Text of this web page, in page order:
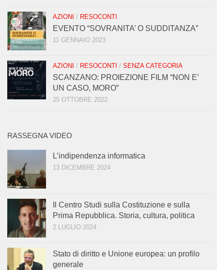
AZIONI / RESOCONTI
EVENTO “SOVRANITA’ O SUDDITANZA”
11 GENNAIO 2023
AZIONI / RESOCONTI / SENZA CATEGORIA
SCANZANO: PROIEZIONE FILM “NON E’
UN CASO, MORO”
25 OTTOBRE 2022
RASSEGNA VIDEO
L’indipendenza informatica
13 DICEMBRE 2024
Il Centro Studi sulla Costituzione e sulla
Prima Repubblica. Storia, cultura, politica
2 LUGLIO 2024
Stato di diritto e Unione europea: un profilo
generale